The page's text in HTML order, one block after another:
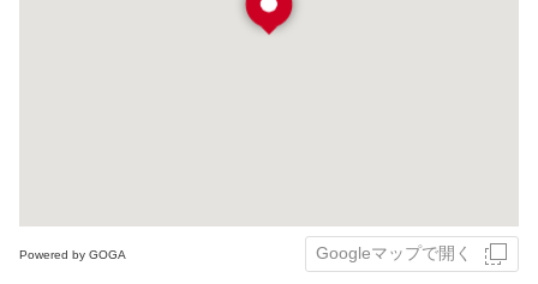
Powered by GOGA Googleマップで開く